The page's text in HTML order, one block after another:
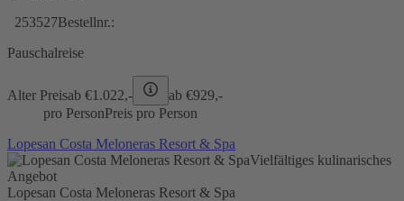
253527Bestellnr.:
Pauschalreise
Alter Preisab €1.022,- ab €929,-
pro PersonPreis pro Person
Lopesan Costa Meloneras Resort & Spa
Vielfältiges kulinarisches
Angebot
Lopesan Costa Meloneras Resort & Spa